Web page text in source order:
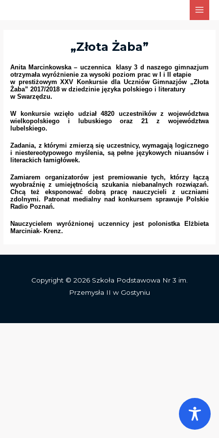
Main
„Złota Żaba”
Anita Marcinkowska – uczennicaklasy 3 d naszego gimnazjum
otrzymaławyróżnienie za wysoki poziom prac wI iII etapie
w prestiżowymXXV Konkursie dla Uczniów Gimnazjów „Złota
Żaba” 2017/2018w dziedzinie języka polskiego i literatury
wSwarzędzu.
W konkursie wzięło udział 4820 uczestników z województwa
wielkopolskiego i lubuskiego oraz 21 z województwa
lubelskiego.
Zadania, z którymi zmierzą się uczestnicy, wymagają logicznego
i niestereotypowego myślenia, są pełne językowych niuansów i
literackich łamigłówek.
Zamiarem organizatorów jest premiowanie tych, którzy łączą
wyobraźnię z umiejętnością szukania niebanalnych rozwiązań.
Chcą też eksponować dobrą pracę nauczycieli z uczniami
zdolnymi. Patronat medialny nad konkursem sprawuje Polskie
Radio Poznań.
Nauczycielem wyróżnionej uczennicy jest polonistka Elżbieta
Marciniak- Krenz.
Copyright © 2026 Szkoła Podstawowa Nr 3 im.
Przemysła II w Gostyniu